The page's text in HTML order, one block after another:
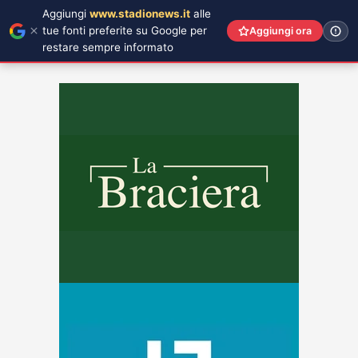
Aggiungi www.stadionews.it alle
tue fonti preferite su Google per
restare sempre informato
Aggiungi ora